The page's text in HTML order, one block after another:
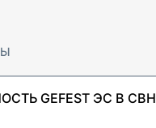
GEFEST ЭС В СВН